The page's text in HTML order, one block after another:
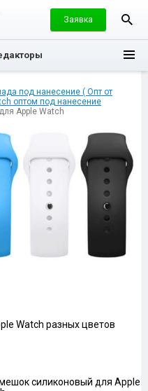
Заявка
под нанесение ( Опт от
оптом под нанесение
Apple Watch
Watch разных цветов
силиконовый для Apple